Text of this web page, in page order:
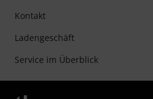
Kontakt
Ladengeschäft
Service im Überblick